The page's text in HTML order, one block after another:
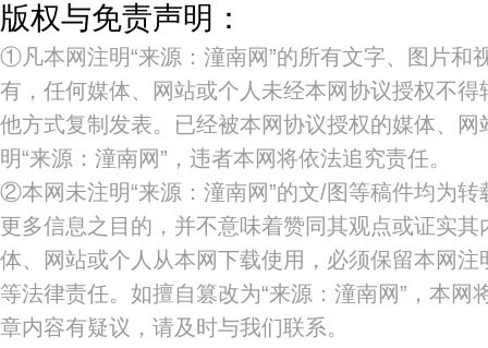
版权与免责声明：
①凡本网注明“来源：潼南网”的所有文字、图片和
有，任何媒体、网站或个人未经本网协议授权不
他方式复制发表。已经被本网协议授权的媒体、
明“来源：潼南网”，违者本网将依法追究责任。
②本网未注明“来源：潼南网”的文/图等稿件均为
更多信息之目的，并不意味着赞同其观点或证实
体、网站或个人从本网下载使用，必须保留本网注
等法律责任。如擅自篡改为“来源：潼南网”，本网
章内容有疑议，请及时与我们联系。